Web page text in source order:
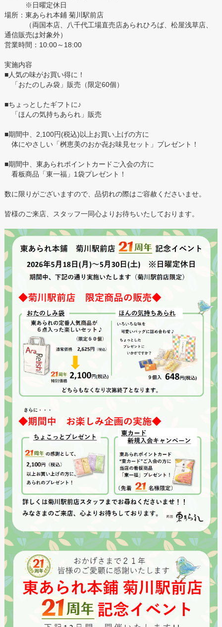
※日曜定休日
場所：東あられ本鋪 菊川駅前店
（両国本店、八千代工場直売店あられひろば、松屋浅草店、
通信販売は対象外）
営業時間：10:00～18:00
実施内容
■人気の味がお買い得に！
「おたのしみ袋」販売（限定60個）
■ちょっとしたギフトに♪
「ほんの気持ちあられ」販売
■期間中、2,100円(税込)以上お買い上げの方に
体にやさしい「桝恵美のおか㐂お味見セット」プレゼント！
■期間中、東あられポイントカードご入会の方に
看板商品「東一福」1袋プレゼント！
数に限りがございますので、品切れの際はご容赦くださいませ。
皆様のご来店、スタッフ一同心よりお待ちいたしております。